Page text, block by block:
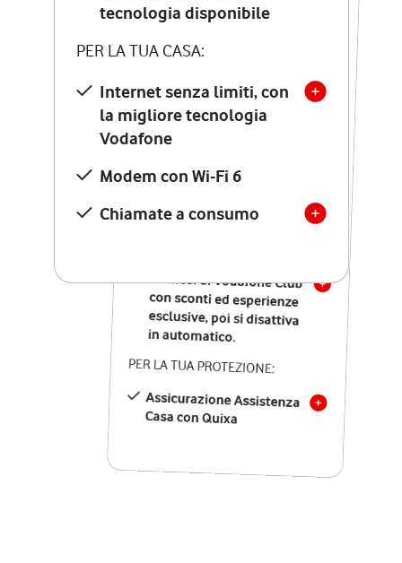
tecnologia disponibile
PER LA TUA CASA:
Internet senza limiti, con
la migliore tecnologia
Vodafone
Modem con Wi-Fi 6
Chiamate a consumo
tecnologia disponibile
PER LA TUA CASA:
Internet senza limiti, con
la migliore tecnologia
Vodafone
Modem Seven con Wi-Fi 7
Chiamate illimitate verso
numeri fissi e mobili
nazionali
12 mesi di Vodafone Club
con sconti ed esperienze
esclusive, poi si disattiva
in automatico.
PER LA TUA PROTEZIONE:
Assicurazione Assistenza
Casa con Quixa